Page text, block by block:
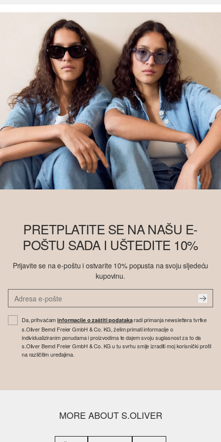
PRETPLATITE SE NA NAŠU E-
POŠTU SADA I UŠTEDITE 10%
Prijavite se na e-poštu i ostvarite 10% popusta na svoju sljedeću
kupovinu.
Da, prihvaćaminformacije o zaštiti podatakaradi primanja newslettera tvrtke
s.Oliver Bernd Freier GmbH & Co. KG, želim primati informacije o
individualiziranim ponudama i proizvodima te dajem svoju suglasnost za to da
s.Oliver Bernd Freier GmbH & Co. KG u tu svrhu smije izraditi moj korisnički profil
na različitim uređajima.
MORE ABOUT S.OLIVER